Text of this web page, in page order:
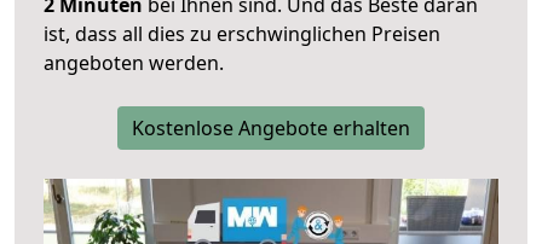
ist, dass all dies zu erschwinglichen Preisen
angeboten werden.
Kostenlose Angebote erhalten